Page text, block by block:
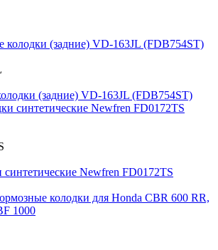
(задние) VD-163JL (FDB754ST)
Newfren FD0172TS